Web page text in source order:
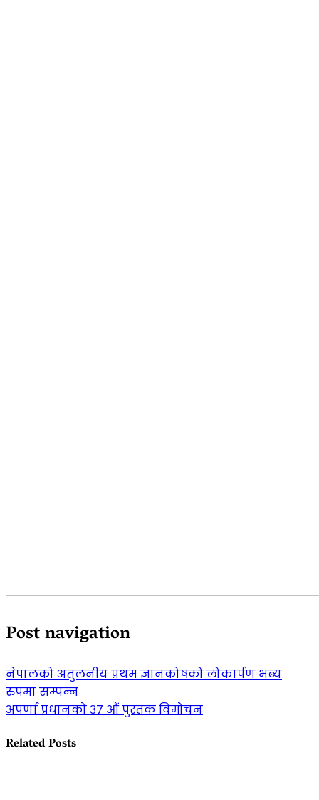
Post navigation
नेपालको अतुलनीय प्रथम ज्ञानकोषको लोकार्पण भब्य
रुपमा सम्पन्न
अपर्णा प्रधानको ३७ औं पुस्तक विमोचन
Related Posts